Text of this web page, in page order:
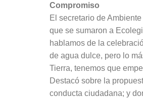
Compromiso
El secretario de
que se sumaron a
hablamos de la
de agua dulce, pero lo
Tierra, tenemos que
Destacó sobre la
conducta ciudadana; y